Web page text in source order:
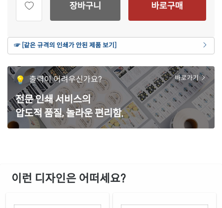
재질 설명
노란색 모조
CL270TY-DA1265잉크젯, 레이저 겸용
흰색 모조 잉크젯
CJ270-DA1265 잉크젯 전용
재질 설명
흰색 무광 방수 잉크젯
CJ270WU-DA1265잉크젯 전용
재질 설명
CL270LG-DA1265
레이저 전용
장바구니 바로구매
☞ [같은 규격의 인쇄가 안된 제품 보기]
출력이 어려우신가요?
전문 인쇄 서비스의
압도적 품질, 놀라운 편리함.
바로가기
이런 디자인은 어떠세요?